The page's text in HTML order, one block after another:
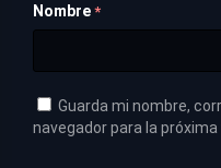
Nombre *
Guarda mi nombre,
navegador para la